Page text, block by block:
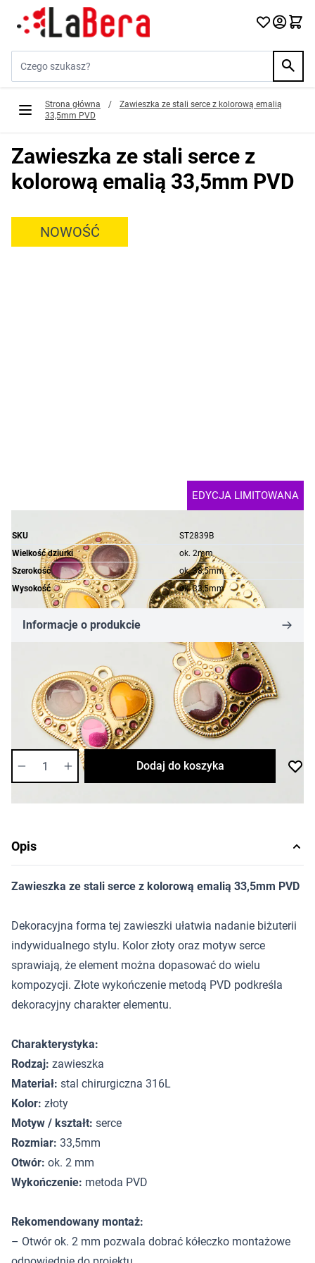
Przejdź do treści
Strona główna /
Zawieszka ze stali serce z kolorową emalią
33,5mm PVD
Zawieszka ze stali serce z
kolorową emalią 33,5mm PVD
NOWOŚĆ
EDYCJA LIMITOWANA
SKU
ST2839B
Wielkość dziurki
ok. 2mm
Szerokość
ok. 38,5mm
Wysokość
ok. 33,5mm
Informacje o produkcie
Cena za opakowanie
Ilość w opakowaniu: 4 szt.
Dostępność:
Dodaj do koszyka
Opis
Zawieszka ze stali serce z kolorową emalią 33,5mm PVD
Dekoracyjna forma tej zawieszki ułatwia nadanie biżuterii
indywidualnego stylu. Kolor złoty oraz motyw serce
sprawiają, że element można dopasować do wielu
kompozycji. Złote wykończenie metodą PVD podkreśla
dekoracyjny charakter elementu.
Charakterystyka:
Rodzaj: zawieszka
Materiał: stal chirurgiczna 316L
Kolor: złoty
Motyw / kształt: serce
Rozmiar: 33,5mm
Otwór: ok. 2 mm
Wykończenie: metoda PVD
Rekomendowany montaż:
– Otwór ok. 2 mm pozwala dobrać kółeczko montażowe